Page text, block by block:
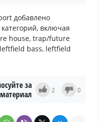
добавлено
включая
house, trap/future
bass, leftfield
за
материал
2 0